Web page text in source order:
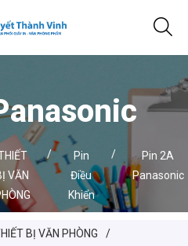
VĂN
/
Pin
Điều
Khiển
/
Pin 2A
Panasonic
BỊ VĂN PHÒNG
/